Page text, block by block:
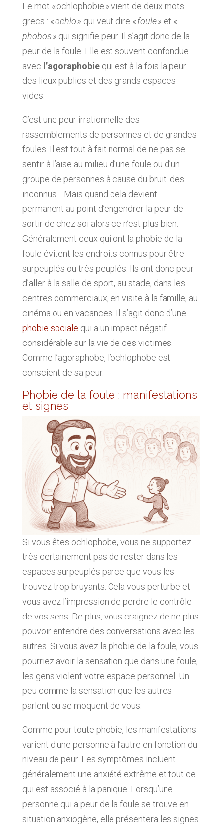
Le mot « ochlophobie » vient de deux mots
grecs : «ochlo» qui veut dire «foule» et «
phobos» qui signifie peur. Il s’agit donc de la
peur de la foule. Elle est souvent confondue
avec l’agoraphobiequi est à la fois la peur
des lieux publics et des grands espaces
vides.
C’est une peur irrationnelle des
rassemblements de personnes et de grandes
foules. Il est tout à fait normal de ne pas se
sentir à l’aise au milieu d’une foule ou d’un
groupe de personnes à cause du bruit, des
inconnus… Mais quand cela devient
permanent au point d’engendrer la peur de
sortir de chez soi alors ce n’est plus bien.
Généralement ceux qui ont la phobie de la
foule évitent les endroits connus pour être
surpeuplés ou très peuplés. Ils ont donc peur
d’aller à la salle de sport, au stade, dans les
centres commerciaux, en visite à la famille, au
cinéma ou en vacances. Il s’agit donc d’une
phobie sociale qui a un impact négatif
considérable sur la vie de ces victimes.
Comme l’agoraphobe, l’ochlophobe est
conscient de sa peur.
Phobie de la foule : manifestations
et signes
Si vous êtes ochlophobe, vous ne supportez
très certainement pas de rester dans les
espaces surpeuplés parce que vous les
trouvez trop bruyants. Cela vous perturbe et
vous avez l’impression de perdre le contrôle
de vos sens. De plus, vous craignez de ne plus
pouvoir entendre des conversations avec les
autres. Si vous avez la phobie de la foule, vous
pourriez avoir la sensation que dans une foule,
les gens violent votre espace personnel. Un
peu comme la sensation que les autres
parlent ou se moquent de vous.
Comme pour toute phobie, les manifestations
varient d’une personne à l’autre en fonction du
niveau de peur. Les symptômes incluent
généralement une anxiété extrême et tout ce
qui est associé à la panique. Lorsqu’une
personne qui a peur de la foule se trouve en
situation anxiogène, elle présentera les signes